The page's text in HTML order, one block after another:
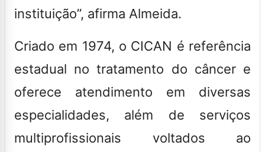
instituição”, afirma Almeida.
Criado em 1974, o CICAN é referência
estadual no tratamento do câncer e
oferece atendimento em diversas
especialidades, além de serviços
multiprofissionais voltados ao